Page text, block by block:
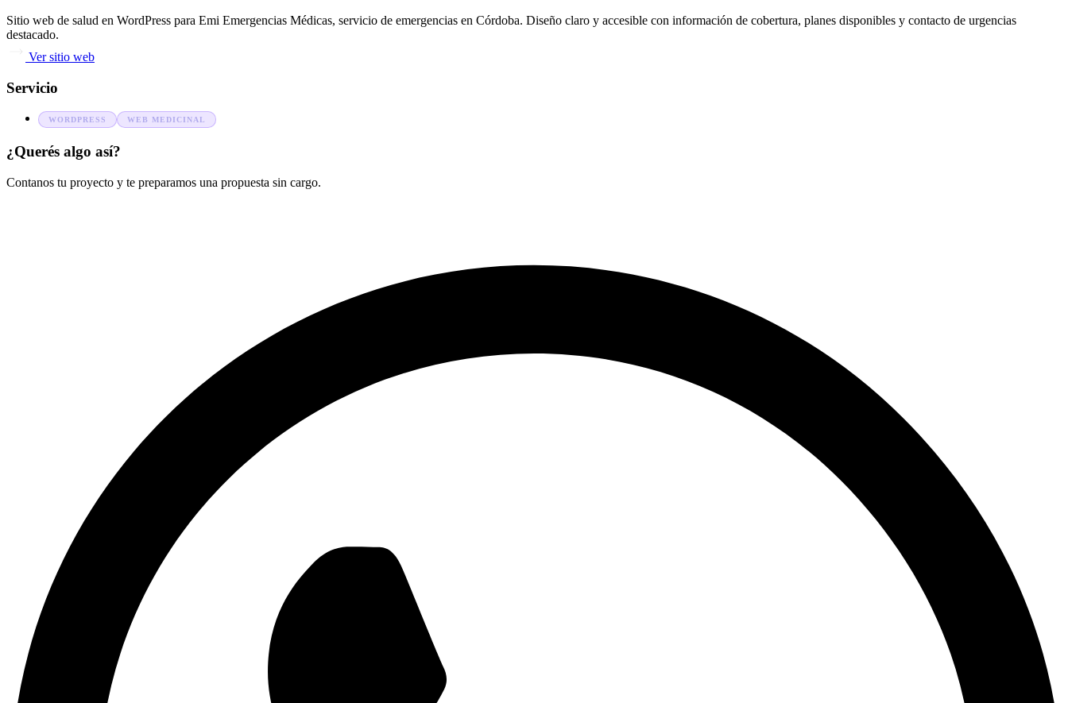
Sitio web de salud en WordPress para Emi Emergencias Médicas, servicio de emergencias en Córdoba. Diseño claro y accesible con información de cobertura, planes disponibles y contacto de urgencias
destacado.
Ver sitio web
Servicio
WORDPRESS WEB MEDICINAL
¿Querés algo así?
Contanos tu proyecto y te preparamos una propuesta sin cargo.